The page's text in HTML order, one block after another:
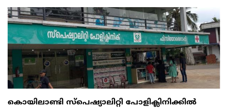
കൊയിലാണ്ടി സ്പെഷ്യാലിറ്റി പോളിക്ലിനിക്കിൽ